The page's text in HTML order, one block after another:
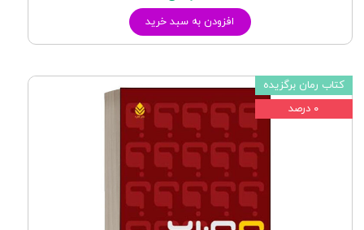
افزودن به سبد خرید
کتاب رمان برگزیده
۰ درصد